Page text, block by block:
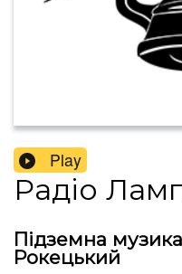
Play
Радіо
Підземна
Рокецький